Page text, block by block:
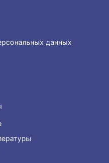
данных